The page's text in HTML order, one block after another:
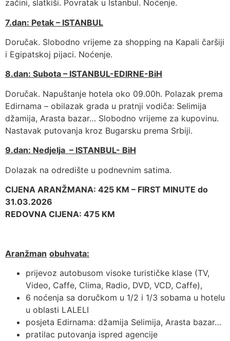
začini, slatkiši. Povratak u Istanbul. Noćenje.
7.dan: Petak – ISTANBUL
Doručak. Slobodno vrijeme za shopping na Kapali čaršiji
i Egipatskoj pijaci. Noćenje.
8.dan: Subota – ISTANBUL-EDIRNE-BiH
Doručak. Napuštanje hotela oko 09.00h. Polazak prema
Edirnama – obilazak grada u pratnji vodiča: Selimija
džamija, Arasta bazar… Slobodno vrijeme za kupovinu.
Nastavak putovanja kroz Bugarsku prema Srbiji.
9.dan: Nedjelja – ISTANBUL- BiH
Dolazak na odredište u podnevnim satima.
CIJENA ARANŽMANA: 425 KM – FIRST MINUTE do
31.03.2026
REDOVNA CIJENA: 475 KM
Aranžman obuhvata:
prijevoz autobusom visoke turističke klase (TV,
Video, Caffe, Clima, Radio, DVD, VCD, Caffe),
6 noćenja sa doručkom u 1/2 i 1/3 sobama u hotelu
u oblasti LALELI
posjeta Edirnama: džamija Selimija, Arasta bazar…
pratilac putovanja ispred agencije